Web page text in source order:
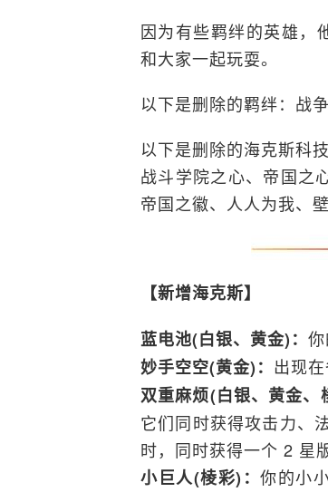
因为有些羁绊的英雄，
和大家一起玩耍。
以下是删除的羁绊：战
以下是删除的海克斯科技
战斗学院之心、帝国之
帝国之徽、人人为我、
【新增海克斯】
蓝电池(白银、黄金)：
妙手空空(黄金)： 出现
双重麻烦(白银、黄金、
它们同时获得攻击力、
时，同时获得一个 2 星
小巨人(棱彩)：你的小